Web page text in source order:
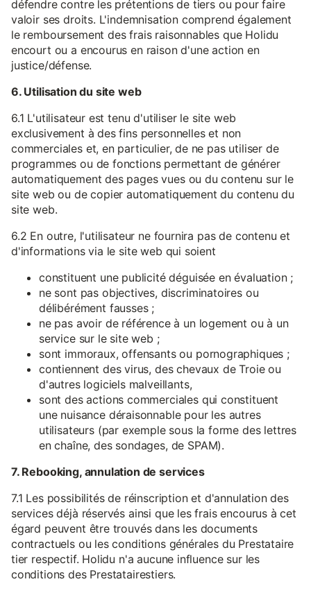
défendre contre les prétentions de tiers ou pour faire
valoir ses droits. L'indemnisation comprend également
le remboursement des frais raisonnables que Holidu
encourt ou a encourus en raison d'une action en
justice/défense.
6. Utilisation du site web
6.1 L'utilisateur est tenu d'utiliser le site web
exclusivement à des fins personnelles et non
commerciales et, en particulier, de ne pas utiliser de
programmes ou de fonctions permettant de générer
automatiquement des pages vues ou du contenu sur le
site web ou de copier automatiquement du contenu du
site web.
6.2 En outre, l'utilisateur ne fournira pas de contenu et
d'informations via le site web qui soient
constituent une publicité déguisée en évaluation ;
ne sont pas objectives, discriminatoires ou
délibérément fausses ;
ne pas avoir de référence à un logement ou à un
service sur le site web ;
sont immoraux, offensants ou pornographiques ;
contiennent des virus, des chevaux de Troie ou
d'autres logiciels malveillants,
sont des actions commerciales qui constituent
une nuisance déraisonnable pour les autres
utilisateurs (par exemple sous la forme des lettres
en chaîne, des sondages, de SPAM).
7. Rebooking, annulation de services
7.1 Les possibilités de réinscription et d'annulation des
services déjà réservés ainsi que les frais encourus à cet
égard peuvent être trouvés dans les documents
contractuels ou les conditions générales du Prestataire
tier respectif. Holidu n'a aucune influence sur les
conditions des Prestatairestiers.